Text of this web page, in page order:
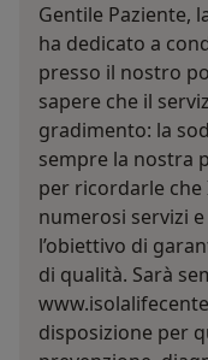
Gentile Paziente,
ha dedicato a
presso il nostro
sapere che il
gradimento: la
sempre la nostra
per ricordarle che
numerosi servizi
l’obiettivo di
di qualità. Sarà
disposizione per